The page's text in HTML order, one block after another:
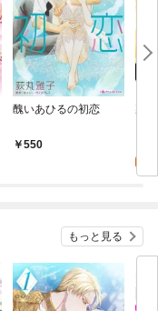
醜いあひるの初恋
550
裏
もっと見る